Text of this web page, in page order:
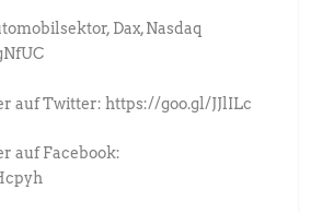
Dax, Nasdaq
auf Twitter: https://goo.gl/JJlILc
auf Facebook: